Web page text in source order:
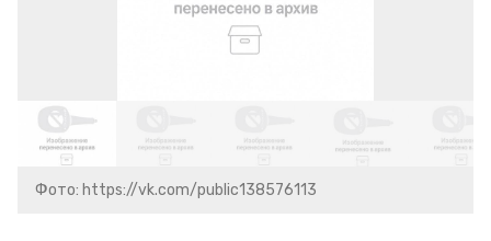
Фото: https://vk.com/public138576113